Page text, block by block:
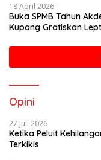
18 April 2026
Buka SPMB Tahun
Kupang Gratiskan
Opini
27 Juli 2026
Ketika Peluit
Terkikis